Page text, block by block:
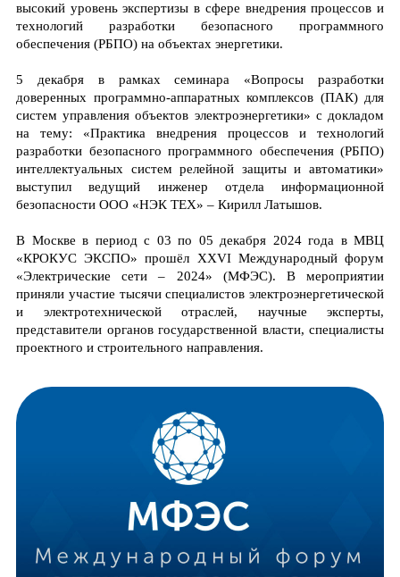
В Москве в период с 03 по 05 декабря 2024 года в МВЦ
«КРОКУС ЭКСПО» прошёл XXVI Международный форум
«Электрические сети – 2024» (МФЭС). В мероприятии
приняли участие тысячи специалистов электроэнергетической
и электротехнической отраслей, научные эксперты,
представители органов государственной власти, специалисты
проектного и строительного направления.
5 декабря в рамках семинара «Вопросы разработки
доверенных программно-аппаратных комплексов (ПАК) для
систем управления объектов электроэнергетики» с докладом
на тему: «Практика внедрения процессов и технологий
разработки безопасного программного обеспечения (РБПО)
интеллектуальных систем релейной защиты и автоматики»
выступил ведущий инженер отдела информационной
безопасности ООО «НЭК ТЕХ» – Кирилл Латышов.
высокий уровень экспертизы в сфере внедрения процессов и
технологий разработки безопасного программного
обеспечения (РБПО) на объектах энергетики.